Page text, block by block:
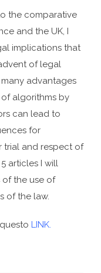
the comparative
and the UK, I
implications that
of legal
advantages
algorithms by
can lead to
for
trial and respect of
articles I will
the use of
of the law.
LINK.